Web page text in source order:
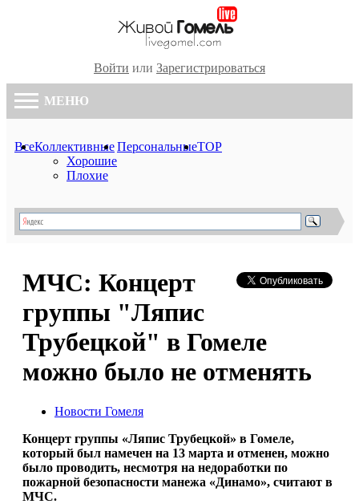
Войти или Зарегистрироваться
МЕНЮ
ВсеКоллективные
Хорошие
Плохие
ПерсональныеTOP
МЧС: Концерт
группы "Ляпис
Трубецкой" в Гомеле
можно было не отменять
Новости Гомеля
Концерт группы «Ляпис Трубецкой» в Гомеле,
который был намечен на 13 марта и отменен, можно
было проводить, несмотря на недоработки по
пожарной безопасности манежа «Динамо», считают в
МЧС.